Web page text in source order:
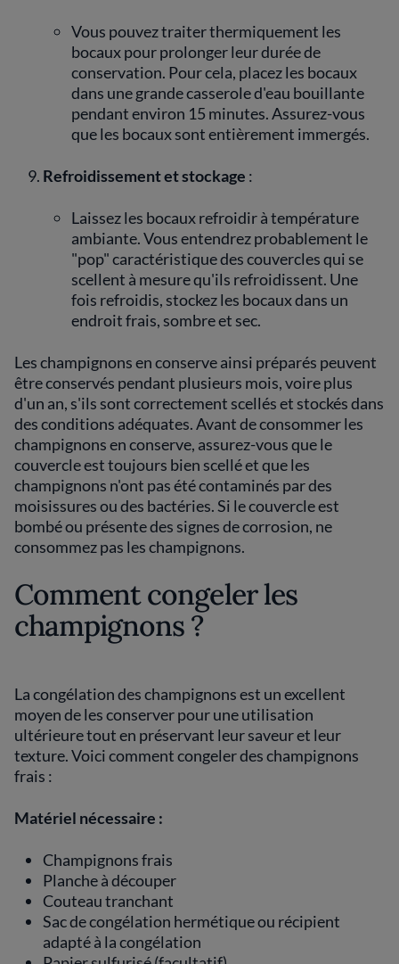
Vous pouvez traiter thermiquement les
bocaux pour prolonger leur durée de
conservation. Pour cela, placez les bocaux
dans une grande casserole d'eau bouillante
pendant environ 15 minutes. Assurez-vous
que les bocaux sont entièrement immergés.
Refroidissement et stockage :
Laissez les bocaux refroidir à température
ambiante. Vous entendrez probablement le
"pop" caractéristique des couvercles qui se
scellent à mesure qu'ils refroidissent. Une
fois refroidis, stockez les bocaux dans un
endroit frais, sombre et sec.
Les champignons en conserve ainsi préparés peuvent
être conservés pendant plusieurs mois, voire plus
d'un an, s'ils sont correctement scellés et stockés dans
des conditions adéquates. Avant de consommer les
champignons en conserve, assurez-vous que le
couvercle est toujours bien scellé et que les
champignons n'ont pas été contaminés par des
moisissures ou des bactéries. Si le couvercle est
bombé ou présente des signes de corrosion, ne
consommez pas les champignons.
Comment congeler les
champignons ?
La congélation des champignons est un excellent
moyen de les conserver pour une utilisation
ultérieure tout en préservant leur saveur et leur
texture. Voici comment congeler des champignons
frais :
Matériel nécessaire :
Champignons frais
Planche à découper
Couteau tranchant
Sac de congélation hermétique ou récipient
adapté à la congélation